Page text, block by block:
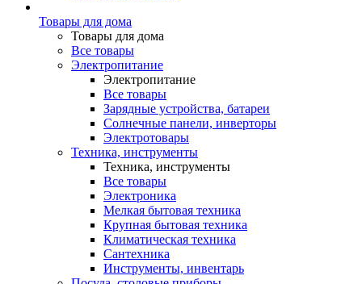
Товары для дома
Товары для дома
Все товары
Электропитание
Электропитание
Все товары
Зарядные устройства, батареи
Солнечные панели, инверторы
Электротовары
Техника, инструменты
Техника, инструменты
Все товары
Электроника
Мелкая бытовая техника
Крупная бытовая техника
Климатическая техника
Сантехника
Инструменты, инвентарь